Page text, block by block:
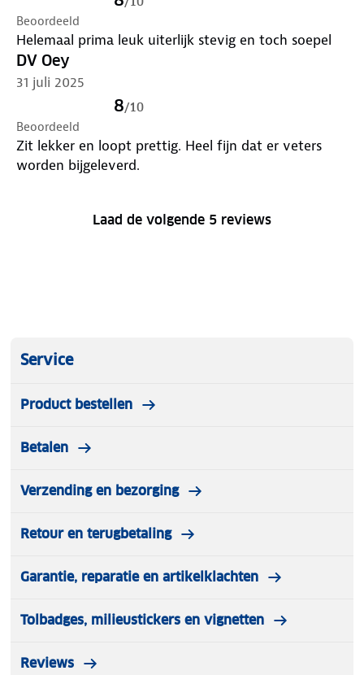
Beoordeeld
Helemaal prima leuk uiterlijk stevig en toch soepel
DV Oey
31 juli 2025
8/10
Beoordeeld
Zit lekker en loopt prettig. Heel fijn dat er veters
worden bijgeleverd.
Laad de volgende 5 reviews
Service
Product bestellen
Betalen
Verzending en bezorging
Retour en terugbetaling
Garantie, reparatie en artikelklachten
Tolbadges, milieustickers en vignetten
Reviews